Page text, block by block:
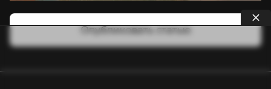
Опубликовать статью